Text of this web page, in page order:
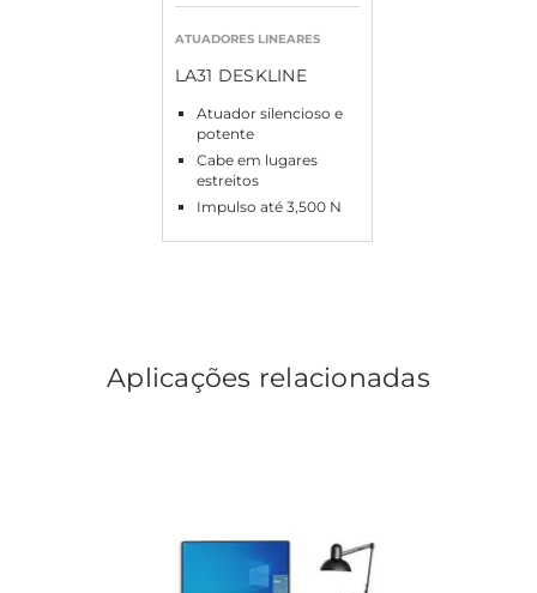
ATUADORES LINEARES
LA31 DESKLINE
Atuador silencioso e
potente
Cabe em lugares
estreitos
Impulso até 3,500 N
Aplicações relacionadas